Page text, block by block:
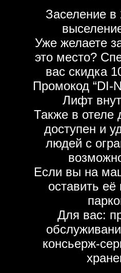
Заселение в
Уже желаете
это место?
вас скидка
Промокод “DI-
Лифт
Также в отеле
доступен и
людей с
Если вы на
оставить её
Для вас:
консьерж-